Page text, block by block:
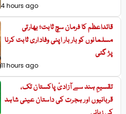
4 hours ago
قائداعظم کا فرمان سچ ثابت؛ بھارتی
مسلمانوں کو بار بار اپنی وفاداری ثابت کرنا
پڑ گئی
11 hours ago
تقسیمِ ہند سے آزادیٔ پاکستان تک،
قربانیوں اور ہجرت کی داستان عینی شاہد